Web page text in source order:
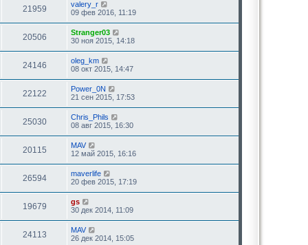
21959
valery_r
09 фев 2016, 11:19
20506
Stranger03
30 ноя 2015, 14:18
24146
oleg_km
08 окт 2015, 14:47
22122
Power_0N
21 сен 2015, 17:53
25030
Chris_Phils
08 авг 2015, 16:30
20115
MAV
12 май 2015, 16:16
26594
maverlife
20 фев 2015, 17:19
19679
gs
30 дек 2014, 11:09
24113
MAV
26 дек 2014, 15:05